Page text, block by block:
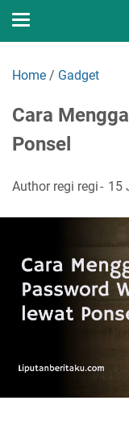
Home / Gadget
Cara
Ponsel
Author regi regi 15